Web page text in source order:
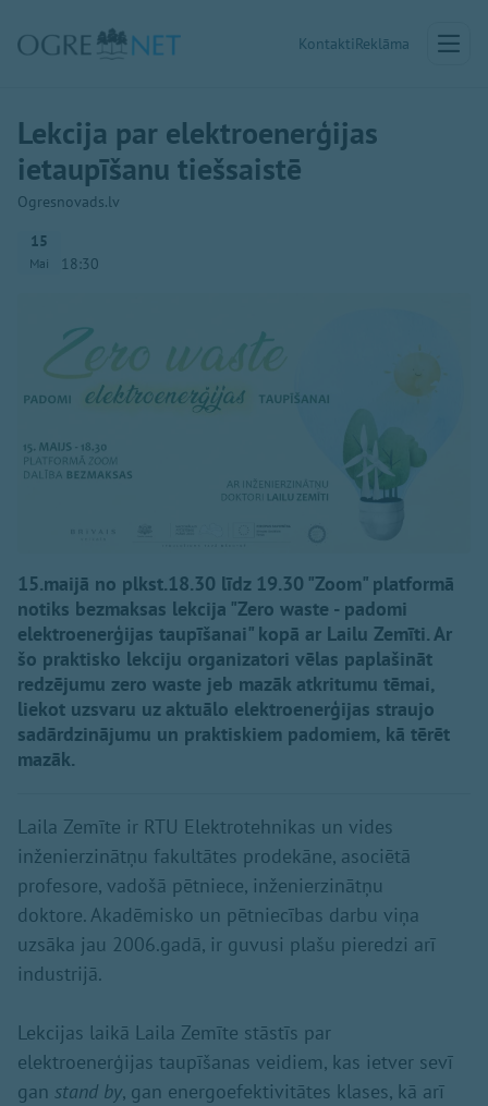
KontaktiReklāma
Lekcija par elektroenerģijas
ietaupīšanu tiešsaistē
Ogresnovads.lv
15
Mai 18:30
15.maijā no plkst.18.30 līdz 19.30 "Zoom" platformā
notiks bezmaksas lekcija "Zero waste - padomi
elektroenerģijas taupīšanai" kopā ar Lailu Zemīti. Ar
šo praktisko lekciju organizatori vēlas paplašināt
redzējumu zero waste jeb mazāk atkritumu tēmai,
liekot uzsvaru uz aktuālo elektroenerģijas straujo
sadārdzinājumu un praktiskiem padomiem, kā tērēt
mazāk.
Laila Zemīte ir RTU Elektrotehnikas un vides
inženierzinātņu fakultātes prodekāne, asociētā
profesore, vadošā pētniece, inženierzinātņu
doktore. Akadēmisko un pētniecības darbu viņa
uzsāka jau 2006.gadā, ir guvusi plašu pieredzi arī
industrijā.
Lekcijas laikā Laila Zemīte stāstīs par
elektroenerģijas taupīšanas veidiem, kas ietver sevī
gan stand by, gan energoefektivitātes klases, kā arī